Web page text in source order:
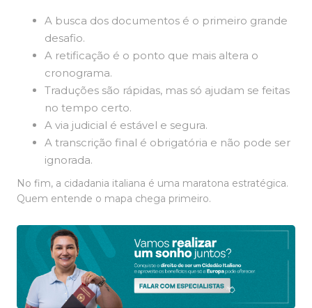
A busca dos documentos é o primeiro grande
desafio.
A retificação é o ponto que mais altera o
cronograma.
Traduções são rápidas, mas só ajudam se feitas
no tempo certo.
A via judicial é estável e segura.
A transcrição final é obrigatória e não pode ser
ignorada.
No fim, a cidadania italiana é uma maratona estratégica.
Quem entende o mapa chega primeiro.